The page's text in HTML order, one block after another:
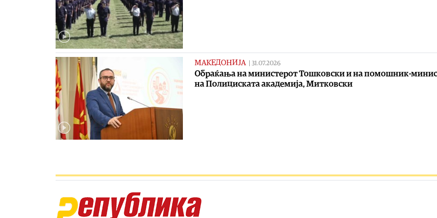
МАКЕДОНИЈА 31.07.2026
Обраќања на министерот Тошковски и на помошник-
на Полициската академија, Митковски